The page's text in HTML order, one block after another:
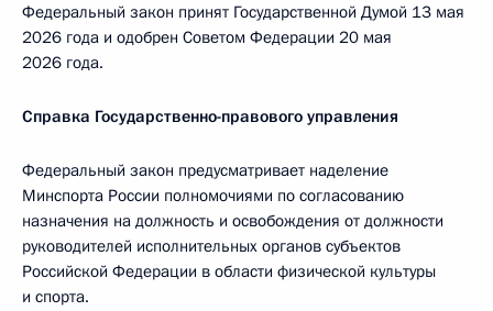
Федеральный закон принят Государственной Думой 13 мая
2026 года и одобрен Советом Федерации 20 мая
2026 года.
Справка Государственно-правового управления
Федеральный закон предусматривает наделение
Минспорта России полномочиями по согласованию
назначения на должность и освобождения от должности
руководителей исполнительных органов субъектов
Российской Федерации в области физической культуры
и спорта.